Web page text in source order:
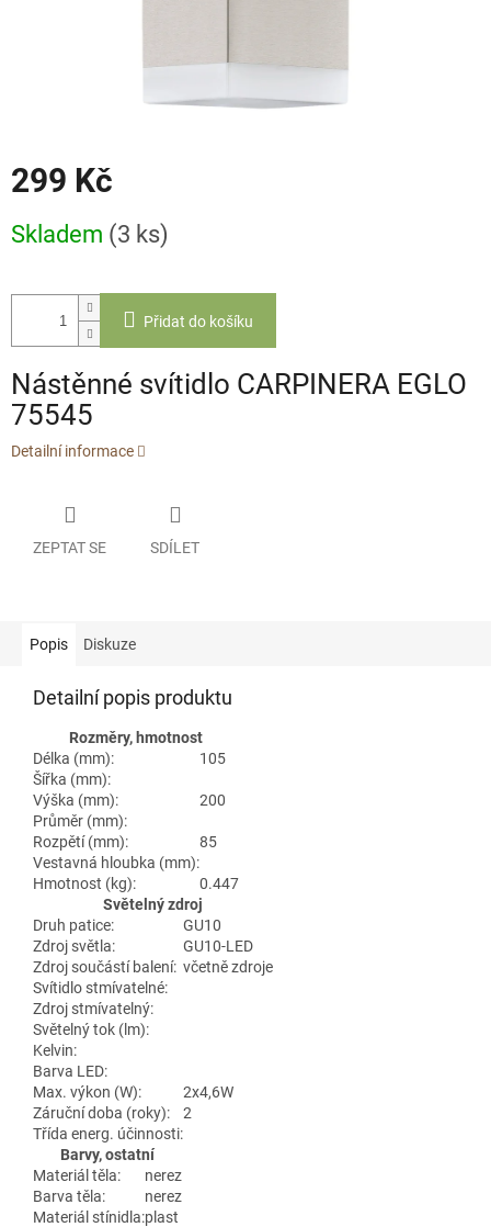
299 Kč
cena:
Skladem (3 ks)
Přidat do košíku
Nástěnné svítidlo CARPINERA EGLO
75545
Detailní informace
ZEPTAT SE SDÍLET
Popis Diskuze
Detailní popis produktu
Rozměry, hmotnost
Délka (mm):
105
Šířka (mm):
Výška (mm):
200
Průměr (mm):
Rozpětí (mm):
85
Vestavná hloubka (mm):
Hmotnost (kg):
0.447
Světelný zdroj
Druh patice:
GU10
Zdroj světla:
GU10-LED
Zdroj součástí balení: včetně zdroje
Svítidlo stmívatelné:
Zdroj stmívatelný:
Světelný tok (lm):
Kelvin:
Barva LED:
Max. výkon (W):
2x4,6W
Záruční doba (roky):
2
Třída energ. účinnosti:
Barvy, ostatní
Materiál těla:
nerez
Barva těla:
nerez
Materiál stínidla:plast